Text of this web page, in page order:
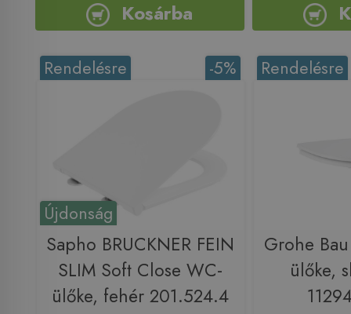
Kosárba
Újdonság
-5%
Rendelésre
Sapho BRUCKNER FEIN
SLIM Soft Close WC-
ülőke, fehér 201.524.4
Rendelésre
Grohe
ülőke,